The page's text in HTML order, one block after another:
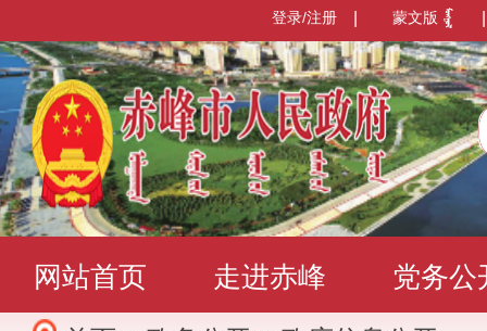
蒙文版
登录/注册
网站首页 走进赤峰 党务公